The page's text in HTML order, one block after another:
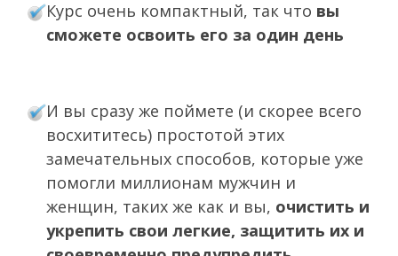
Курс очень компактный, так что вы
сможете освоить его за один день
И вы сразу же поймете (и скорее всего
восхититесь) простотой этих
замечательных способов, которые уже
помогли миллионам мужчин и
женщин, таких же как и вы, очистить и
укрепить свои легкие, защитить их и